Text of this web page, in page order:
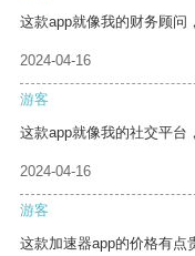
这款app就像我的财务顾问
2024-04-16
游客
这款app就像我的社交平台
2024-04-16
游客
这款加速器app的价格有点